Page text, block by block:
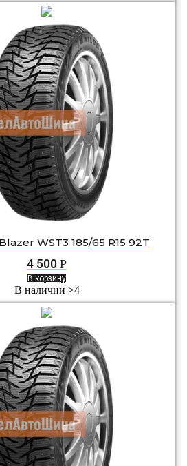
WST3 185/65 R15 92T
4 500 Р
В корзину
В наличии >4